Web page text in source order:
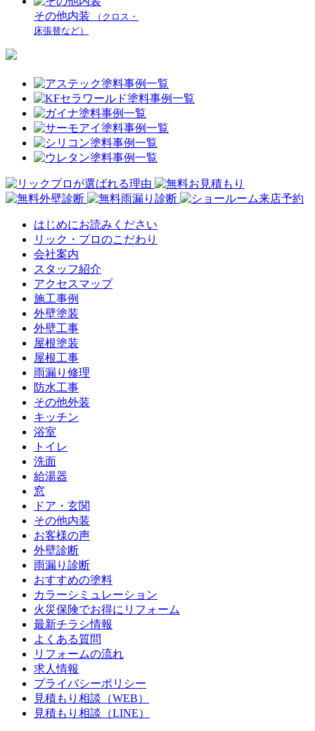
その他内装
（クロス・
床張替など）
はじめにお読みください
リック・プロのこだわり
会社案内
スタッフ紹介
アクセスマップ
施工事例
外壁塗装
外壁工事
屋根塗装
屋根工事
雨漏り修理
防水工事
その他外装
キッチン
浴室
トイレ
洗面
給湯器
窓
ドア・玄関
その他内装
お客様の声
外壁診断
雨漏り診断
おすすめの塗料
カラーシミュレーション
火災保険でお得にリフォーム
最新チラシ情報
よくある質問
リフォームの流れ
求人情報
プライバシーポリシー
見積もり相談（WEB）
見積もり相談（LINE）